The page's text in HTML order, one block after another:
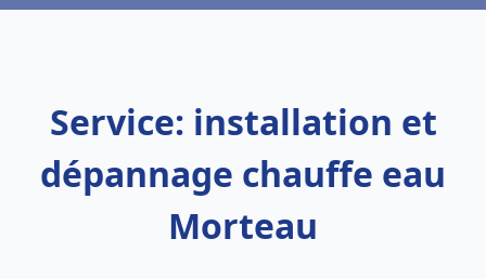
Service: installation et
dépannage chauffe eau
Morteau